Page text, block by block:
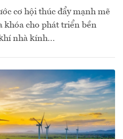
cơ hội thúc đẩy mạnh mẽ
khóa cho phát triển bền
nhà kính...